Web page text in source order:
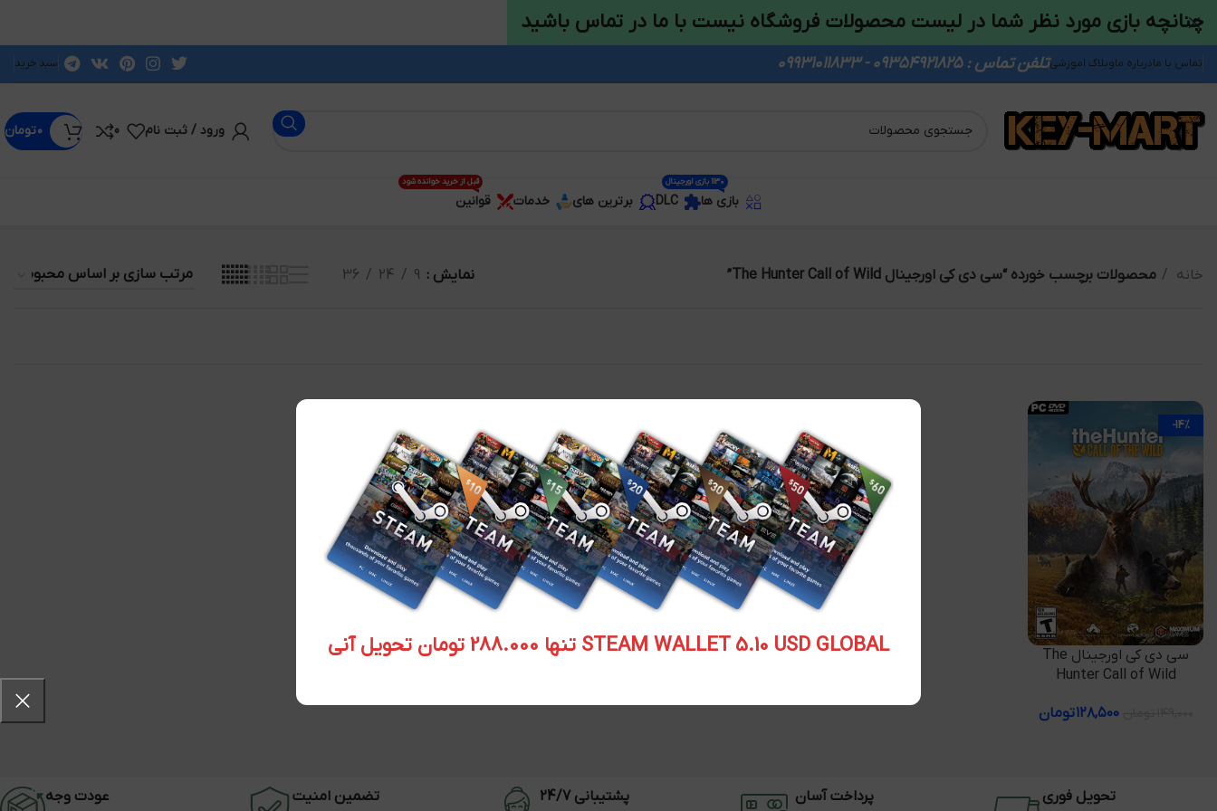
STEAM WALLET 5.10 USD GLOBAL تنها 288.000 تومان تحویل آنی
تماس با مادرباره ماوبلاگ اموزشیتلفن تماس : 09354921825 - 09931011833 سبد خرید
ورود / ثبت نام 0 ۰تومان
بازی ها
1130 بازی اورجینال
DLC برترین های خدمات قوانین
قبل از خرید خوانده شود
خانه محصولات برچسب خورده “سی دی کی اورجینال The Hunter Call of Wild” نمایش 9
24
36
-14%
افزودن به سبد خرید
سی دی کی اورجینال The
Hunter Call of Wild
۱۲۸,۵۰۰تومان
تحویل فوری پرداخت آسان پشتیبانی 24/7 تضمین امنیت عودت وجه
چنانچه بازی مورد نظر شما در لیست محصولات فروشگاه نیست با ما در تماس باشید